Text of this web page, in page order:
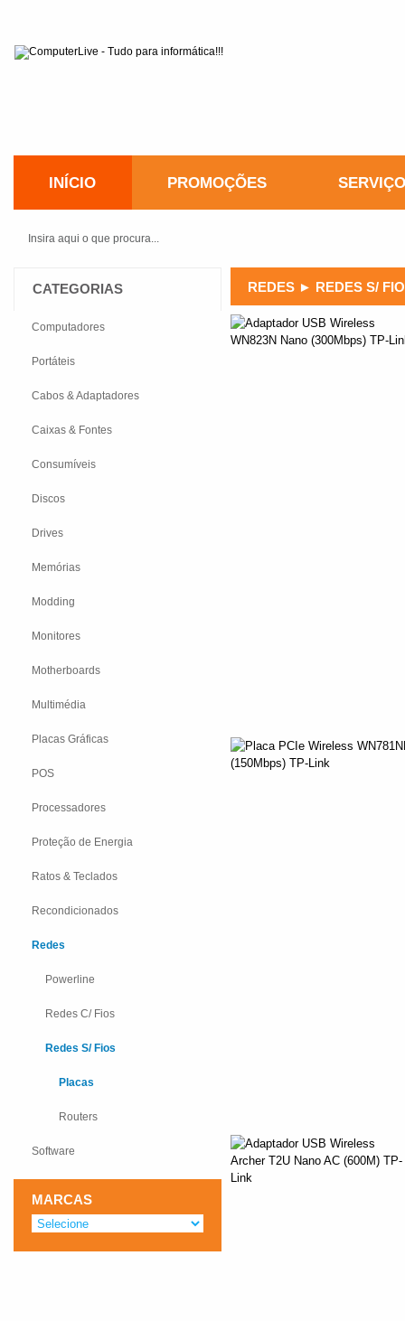
INÍCIO PROMOÇÕES
REDES ► REDES S/
CATEGORIAS
Computadores
Portáteis
Cabos & Adaptadores
Caixas & Fontes
Consumíveis
Discos
Drives
Memórias
Modding
Monitores
Motherboards
Multimédia
Placas Gráficas
POS
Processadores
Proteção de Energia
Ratos & Teclados
Recondicionados
Redes
Powerline
Redes C/ Fios
Redes S/ Fios
Placas
Routers
Software
MARCAS